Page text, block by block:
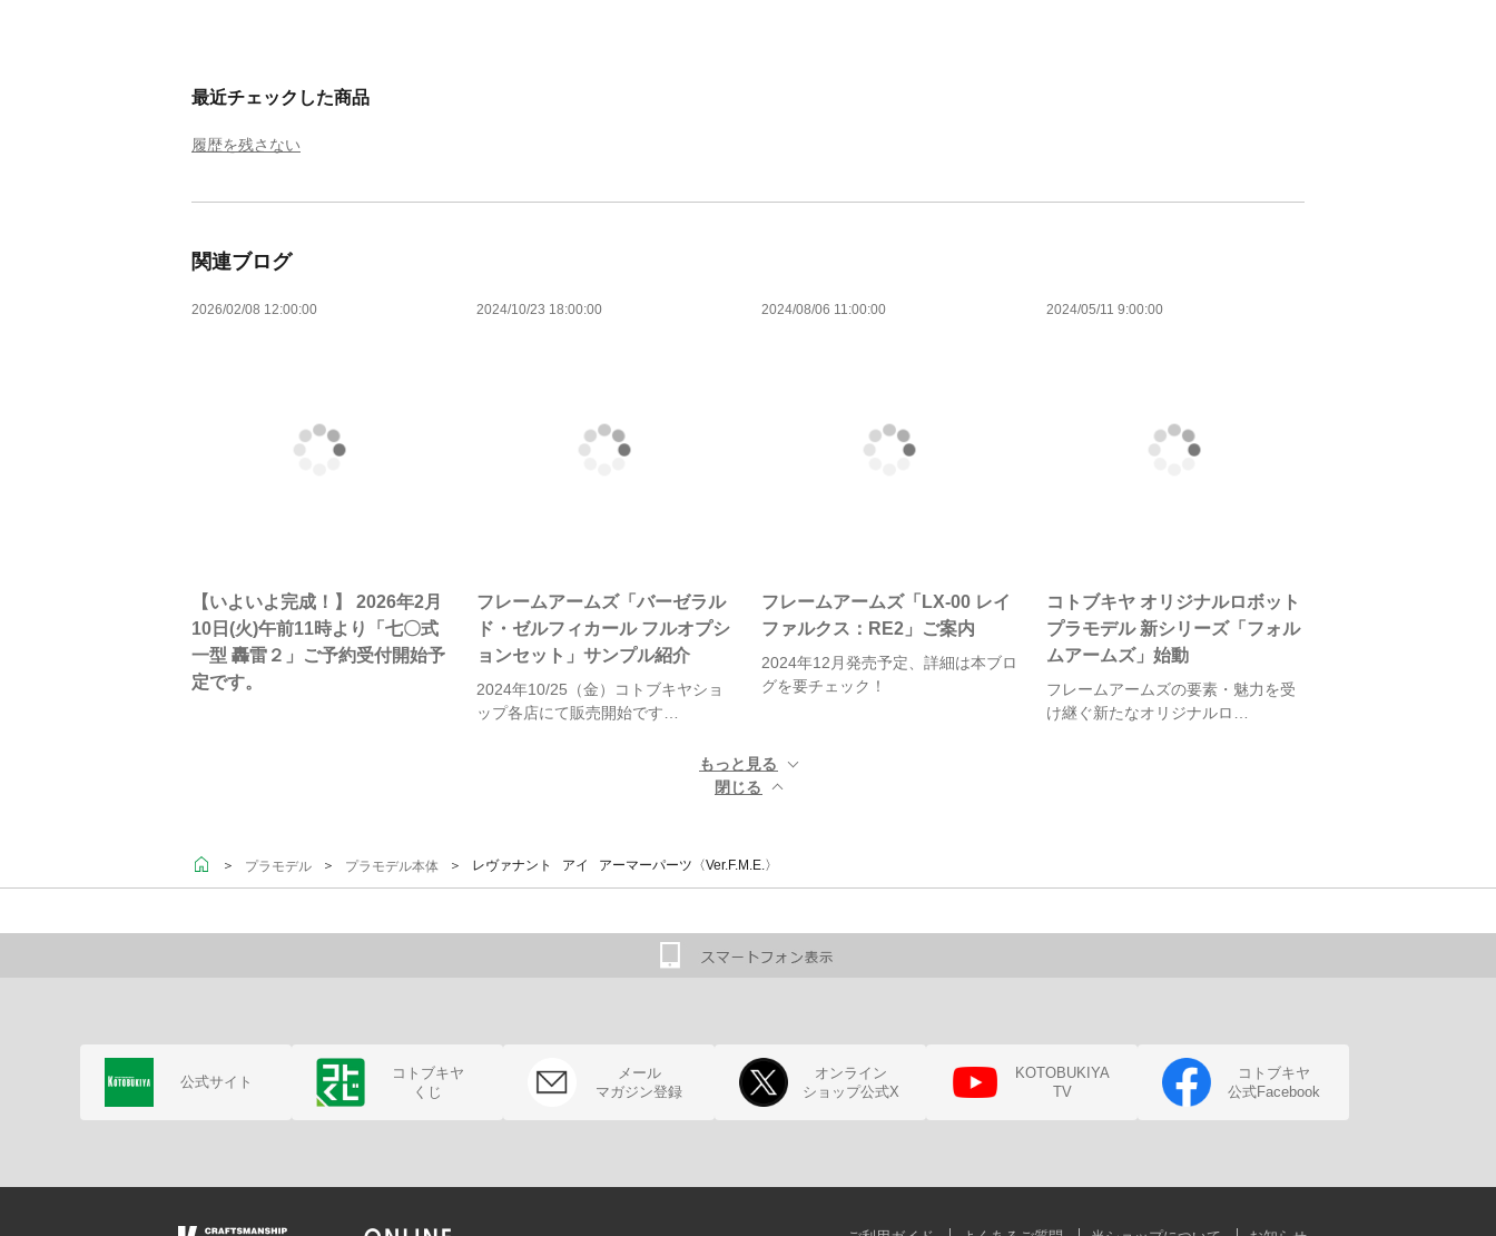
最近チェックした商品
履歴を残さない
関連ブログ
2026/02/08 12:00:00
【いよいよ完成！】 2026年2月
10日(火)午前11時より「七〇式
一型 轟雷２」ご予約受付開始予
定です。
2024/10/23 18:00:00
フレームアームズ「バーゼラル
ド・ゼルフィカール フルオプシ
ョンセット」サンプル紹介
2024年10/25（金）コトブキヤショ
ップ各店にて販売開始です…
2024/08/06 11:00:00
フレームアームズ「LX-00 レイ
ファルクス：RE2」ご案内
2024年12月発売予定、詳細は本ブロ
グを要チェック！
2024/05/11 9:00:00
コトブキヤ オリジナルロボット
プラモデル 新シリーズ「フォル
ムアームズ」始動
フレームアームズの要素・魅力を受
け継ぐ新たなオリジナルロ…
もっと見る ▼
閉じる ▲
＞ プラモデル ＞ プラモデル本体 ＞ レヴァナント アイ アーマーパーツ〈Ver.F.M.E.〉
公式サイト
コトブキヤ
くじ
メール
マガジン登録
オンライン
ショップ公式X
KOTOBUKIYA
TV
コトブキヤ
公式Facebook